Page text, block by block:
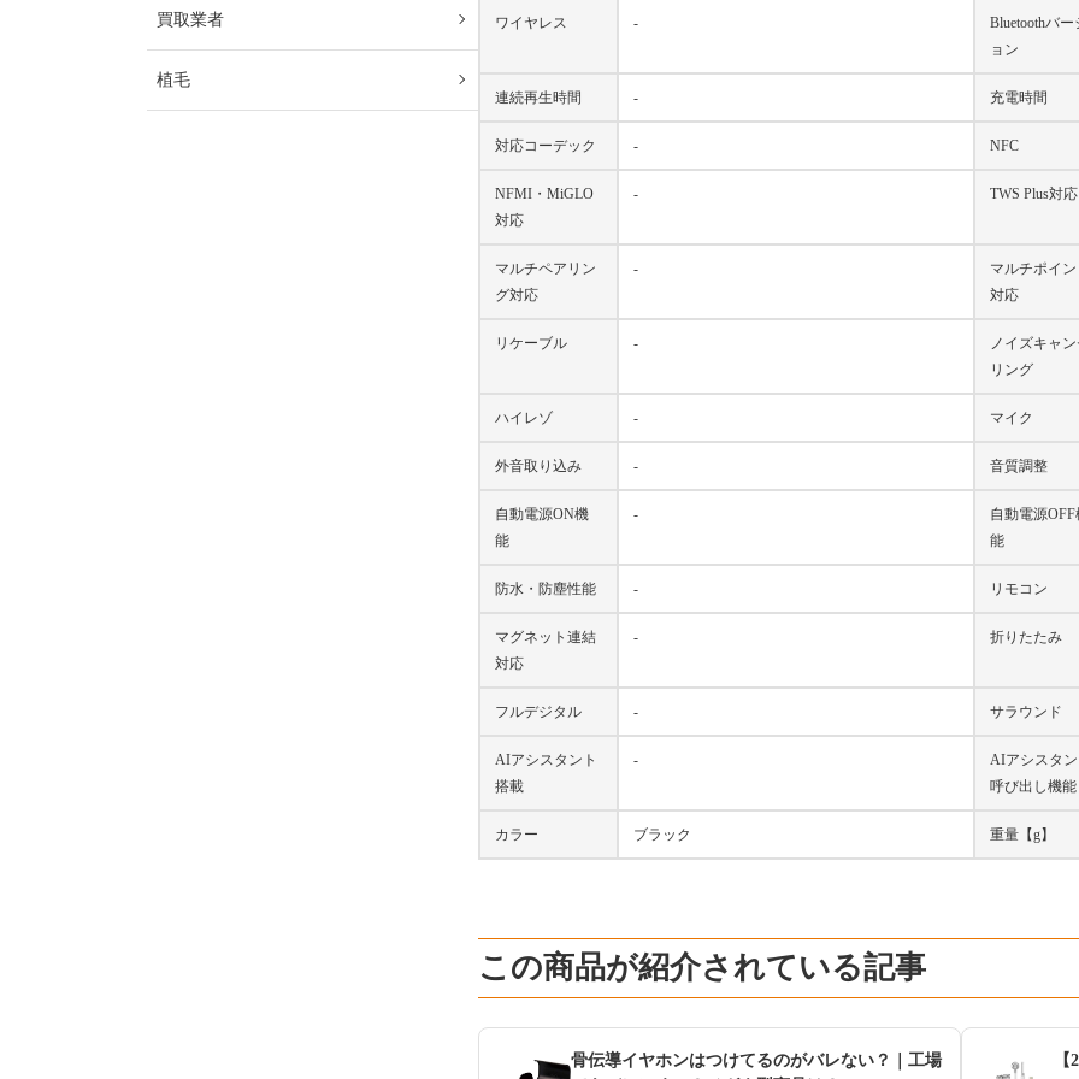
ワイヤレス -
Bluetoothバー
ョン
連続再生時間 - 充電時間
対応コーデック - NFC
NFMI・MiGLO
対応
- TWS Plus対応
マルチペアリン
グ対応
-
マルチポイン
対応
リケーブル -
ノイズキャン
リング
ハイレゾ - マイク
外音取り込み - 音質調整
自動電源ON機
能
-
自動電源OFF
能
防水・防塵性能 - リモコン
マグネット連結
対応
- 折りたたみ
フルデジタル - サラウンド
AIアシスタント
搭載
-
AIアシスタン
呼び出し機能
カラー ブラック 重量【g】
この商品が紹介されている記事
骨伝導イヤホンはつけてるのがバレない？｜工場
買取業者
植毛